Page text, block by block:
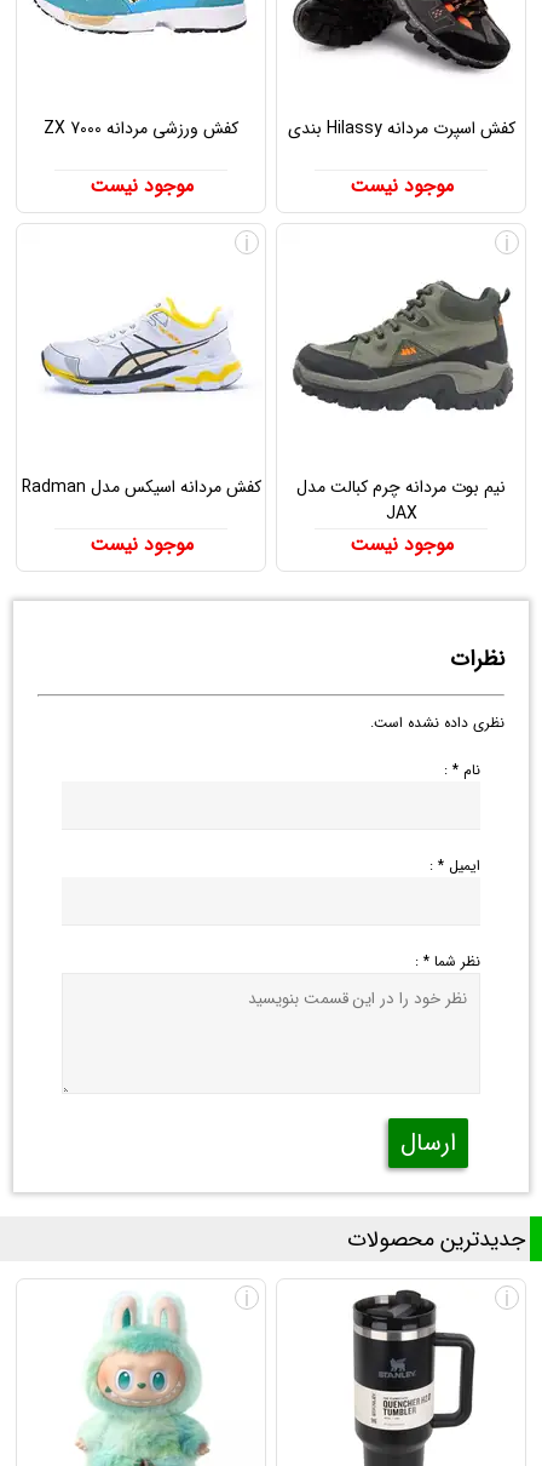
کفش اسپرت مردانه Hilassy بندی
موجود نیست
کفش ورزشی مردانه ZX 7000
موجود نیست
نیم بوت مردانه چرم کبالت مدل
JAX
موجود نیست
i
کفش مردانه اسیکس مدل Radman
موجود نیست
i
نظرات
نظری داده نشده است.
نام * :
ایمیل * :
نظر شما * :
ارسال
جدیدترین محصولات
i
i